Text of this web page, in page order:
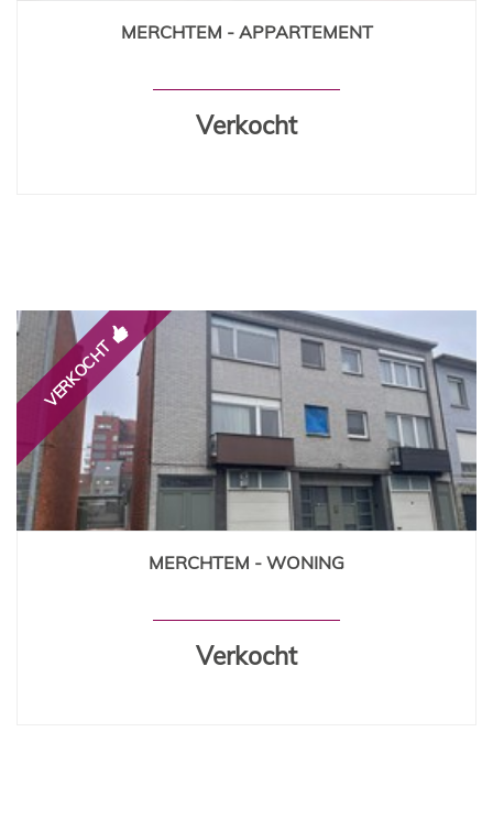
115 m² 2 1
MERCHTEM - APPARTEMENT
Verkocht
VERKOCHT
157 m² 3 1
MERCHTEM - WONING
Verkocht